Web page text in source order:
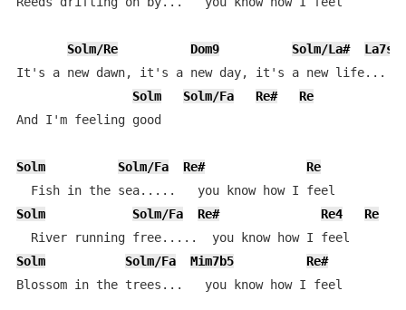
Solm/Re Dom9 Solm/La#
It's a new dawn, it's a new day, it's a new life...
Solm
Solm/Fa Re#
Re
And I'm feeling good
Solm Solm/Fa Re#
Re
Solm
Solm/Fa Re# Re4
Re
Solm
Solm/Fa Mim7b5
Re#
Blossom in the trees...   you know how I feel